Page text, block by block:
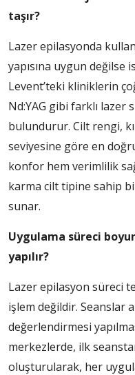
taşır?
Lazer epilasyonda
yapısına uygun değilse
Levent’teki kliniklerin
Nd:YAG gibi farklı
bulundurur. Cilt rengi,
seviyesine göre en
konfor hem verimlilik
karma cilt tipine sahip
sunar.
Uygulama süreci
yapılır?
Lazer epilasyon süreci
işlem değildir. Seanslar
değerlendirmesi
merkezlerde, ilk
oluşturularak, her